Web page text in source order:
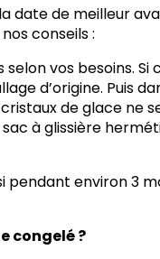
date de meilleur
conseils :
vos besoins. Si
d’origine. Puis
de glace ne
à glissière
pendant environ 3
congelé ?